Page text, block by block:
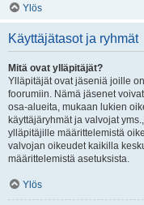
Ylös
Käyttäjätasot ja ryhmät
Mitä ovat ylläpitäjät?
Ylläpitäjät ovat jäseniä joille
foorumiin. Nämä jäsenet
osa-alueita, mukaan lukien
käyttäjäryhmät ja valvojat
ylläpitäjille määrittelemistä
valvojan oikeudet kaikilla
määrittelemistä asetuksista.
Ylös